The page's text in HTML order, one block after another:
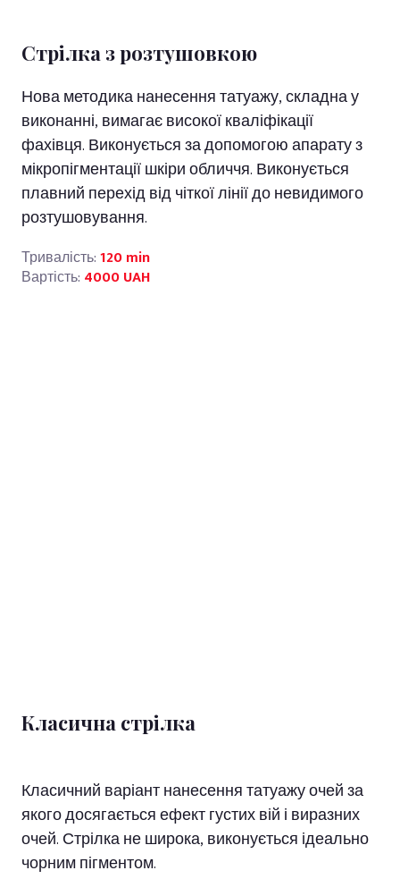
Стрілка з розтушовкою
Нова методика нанесення татуажу, складна у
виконанні, вимагає високої кваліфікації
фахівця. Виконується за допомогою апарату з
мікропігментації шкіри обличчя. Виконується
плавний перехід від чіткої лінії до невидимого
розтушовування.
Тривалість:120 min
Вартість: 4000 UAH
Класична стрілка
Класичний варіант нанесення татуажу очей за
якого досягається ефект густих вій і виразних
очей. Стрілка не широка, виконується ідеально
чорним пігментом.